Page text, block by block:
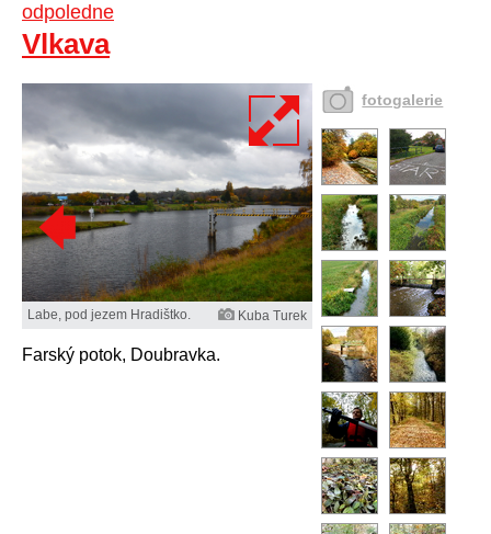
odpoledne
Vlkava
Labe, pod jezem Hradištko. Kuba Turek
Farský potok, Doubravka.
fotogalerie